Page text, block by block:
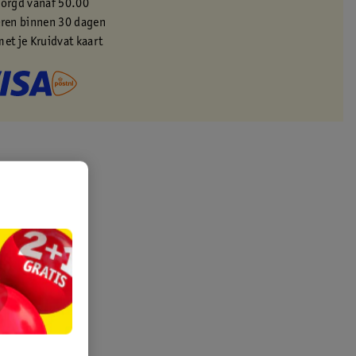
vanaf 50.00
binnen 30 dagen
je Kruidvat kaart